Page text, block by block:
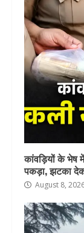
कांवड़ियों के भेष
पकड़ा, झटका
August 8,